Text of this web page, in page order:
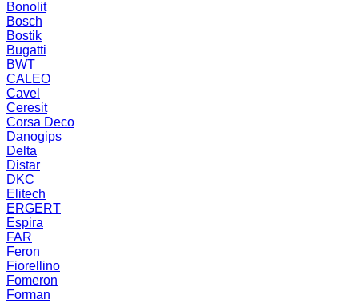
Bonolit
Bosch
Bostik
Bugatti
BWT
CALEO
Cavel
Ceresit
Corsa Deco
Danogips
Delta
Distar
DKC
Elitech
ERGERT
Espira
FAR
Feron
Fiorellino
Fomeron
Forman